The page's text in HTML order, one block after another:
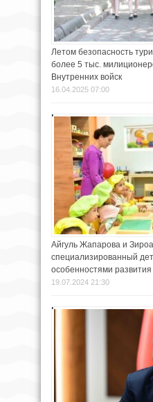
Летом безопасность
более 5 тыс.
Внутренних войск
16.04.2025 07:00
Айгуль Жапарова и
специализированный
особенностями
19.07.2024 21:30